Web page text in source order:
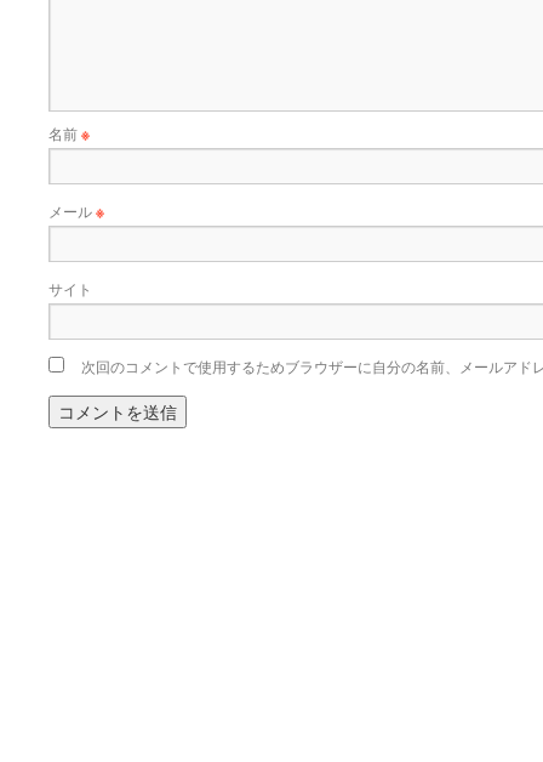
名前※
メール※
サイト
次回のコメントで使用するためブラウザーに自分の名前、メールアド